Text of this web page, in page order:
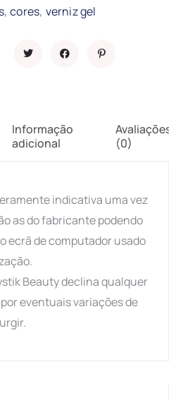
,cores, verniz gel
Informação
adicional
Avaliações
(0)
indicativa uma vez
as do fabricante podendo
ecrã de computador usado
Beauty declina qualquer
eventuais variações de